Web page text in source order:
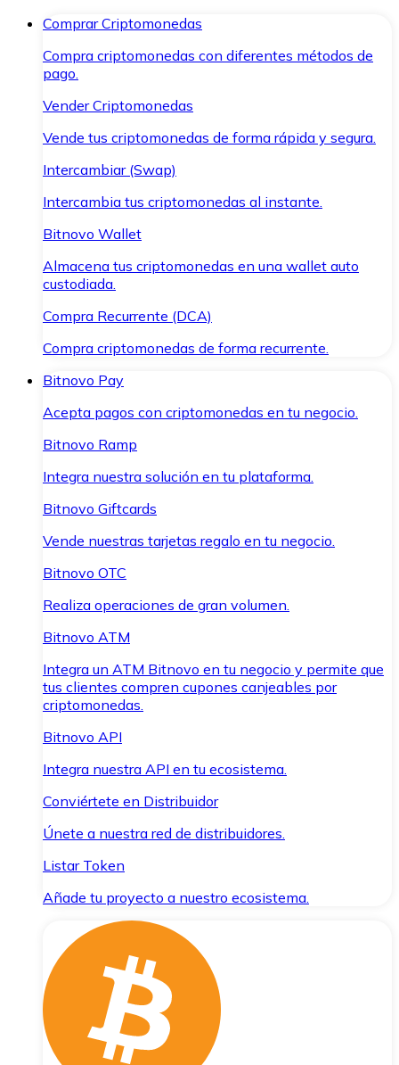
Comprar Criptomonedas
Compra criptomonedas con diferentes métodos de
pago.
Vender Criptomonedas
Vende tus criptomonedas de forma rápida y segura.
Intercambiar (Swap)
Intercambia tus criptomonedas al instante.
Bitnovo Wallet
Almacena tus criptomonedas en una wallet auto
custodiada.
Compra Recurrente (DCA)
Compra criptomonedas de forma recurrente.
Bitnovo Pay
Acepta pagos con criptomonedas en tu negocio.
Bitnovo Ramp
Integra nuestra solución en tu plataforma.
Bitnovo Giftcards
Vende nuestras tarjetas regalo en tu negocio.
Bitnovo OTC
Realiza operaciones de gran volumen.
Bitnovo ATM
Integra un ATM Bitnovo en tu negocio y permite que
tus clientes compren cupones canjeables por
criptomonedas.
Bitnovo API
Integra nuestra API en tu ecosistema.
Conviértete en Distribuidor
Únete a nuestra red de distribuidores.
Listar Token
Añade tu proyecto a nuestro ecosistema.